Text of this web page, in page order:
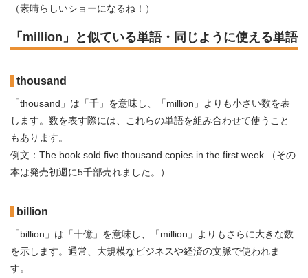
（素晴らしいショーになるね！）
「million」と似ている単語・同じように使える単語
thousand
「thousand」は「千」を意味し、「million」よりも小さい数を表
します。数を表す際には、これらの単語を組み合わせて使うこと
もあります。
例文：The book sold five thousand copies in the first week.（その
本は発売初週に5千部売れました。）
billion
「billion」は「十億」を意味し、「million」よりもさらに大きな数
を示します。通常、大規模なビジネスや経済の文脈で使われま
す。